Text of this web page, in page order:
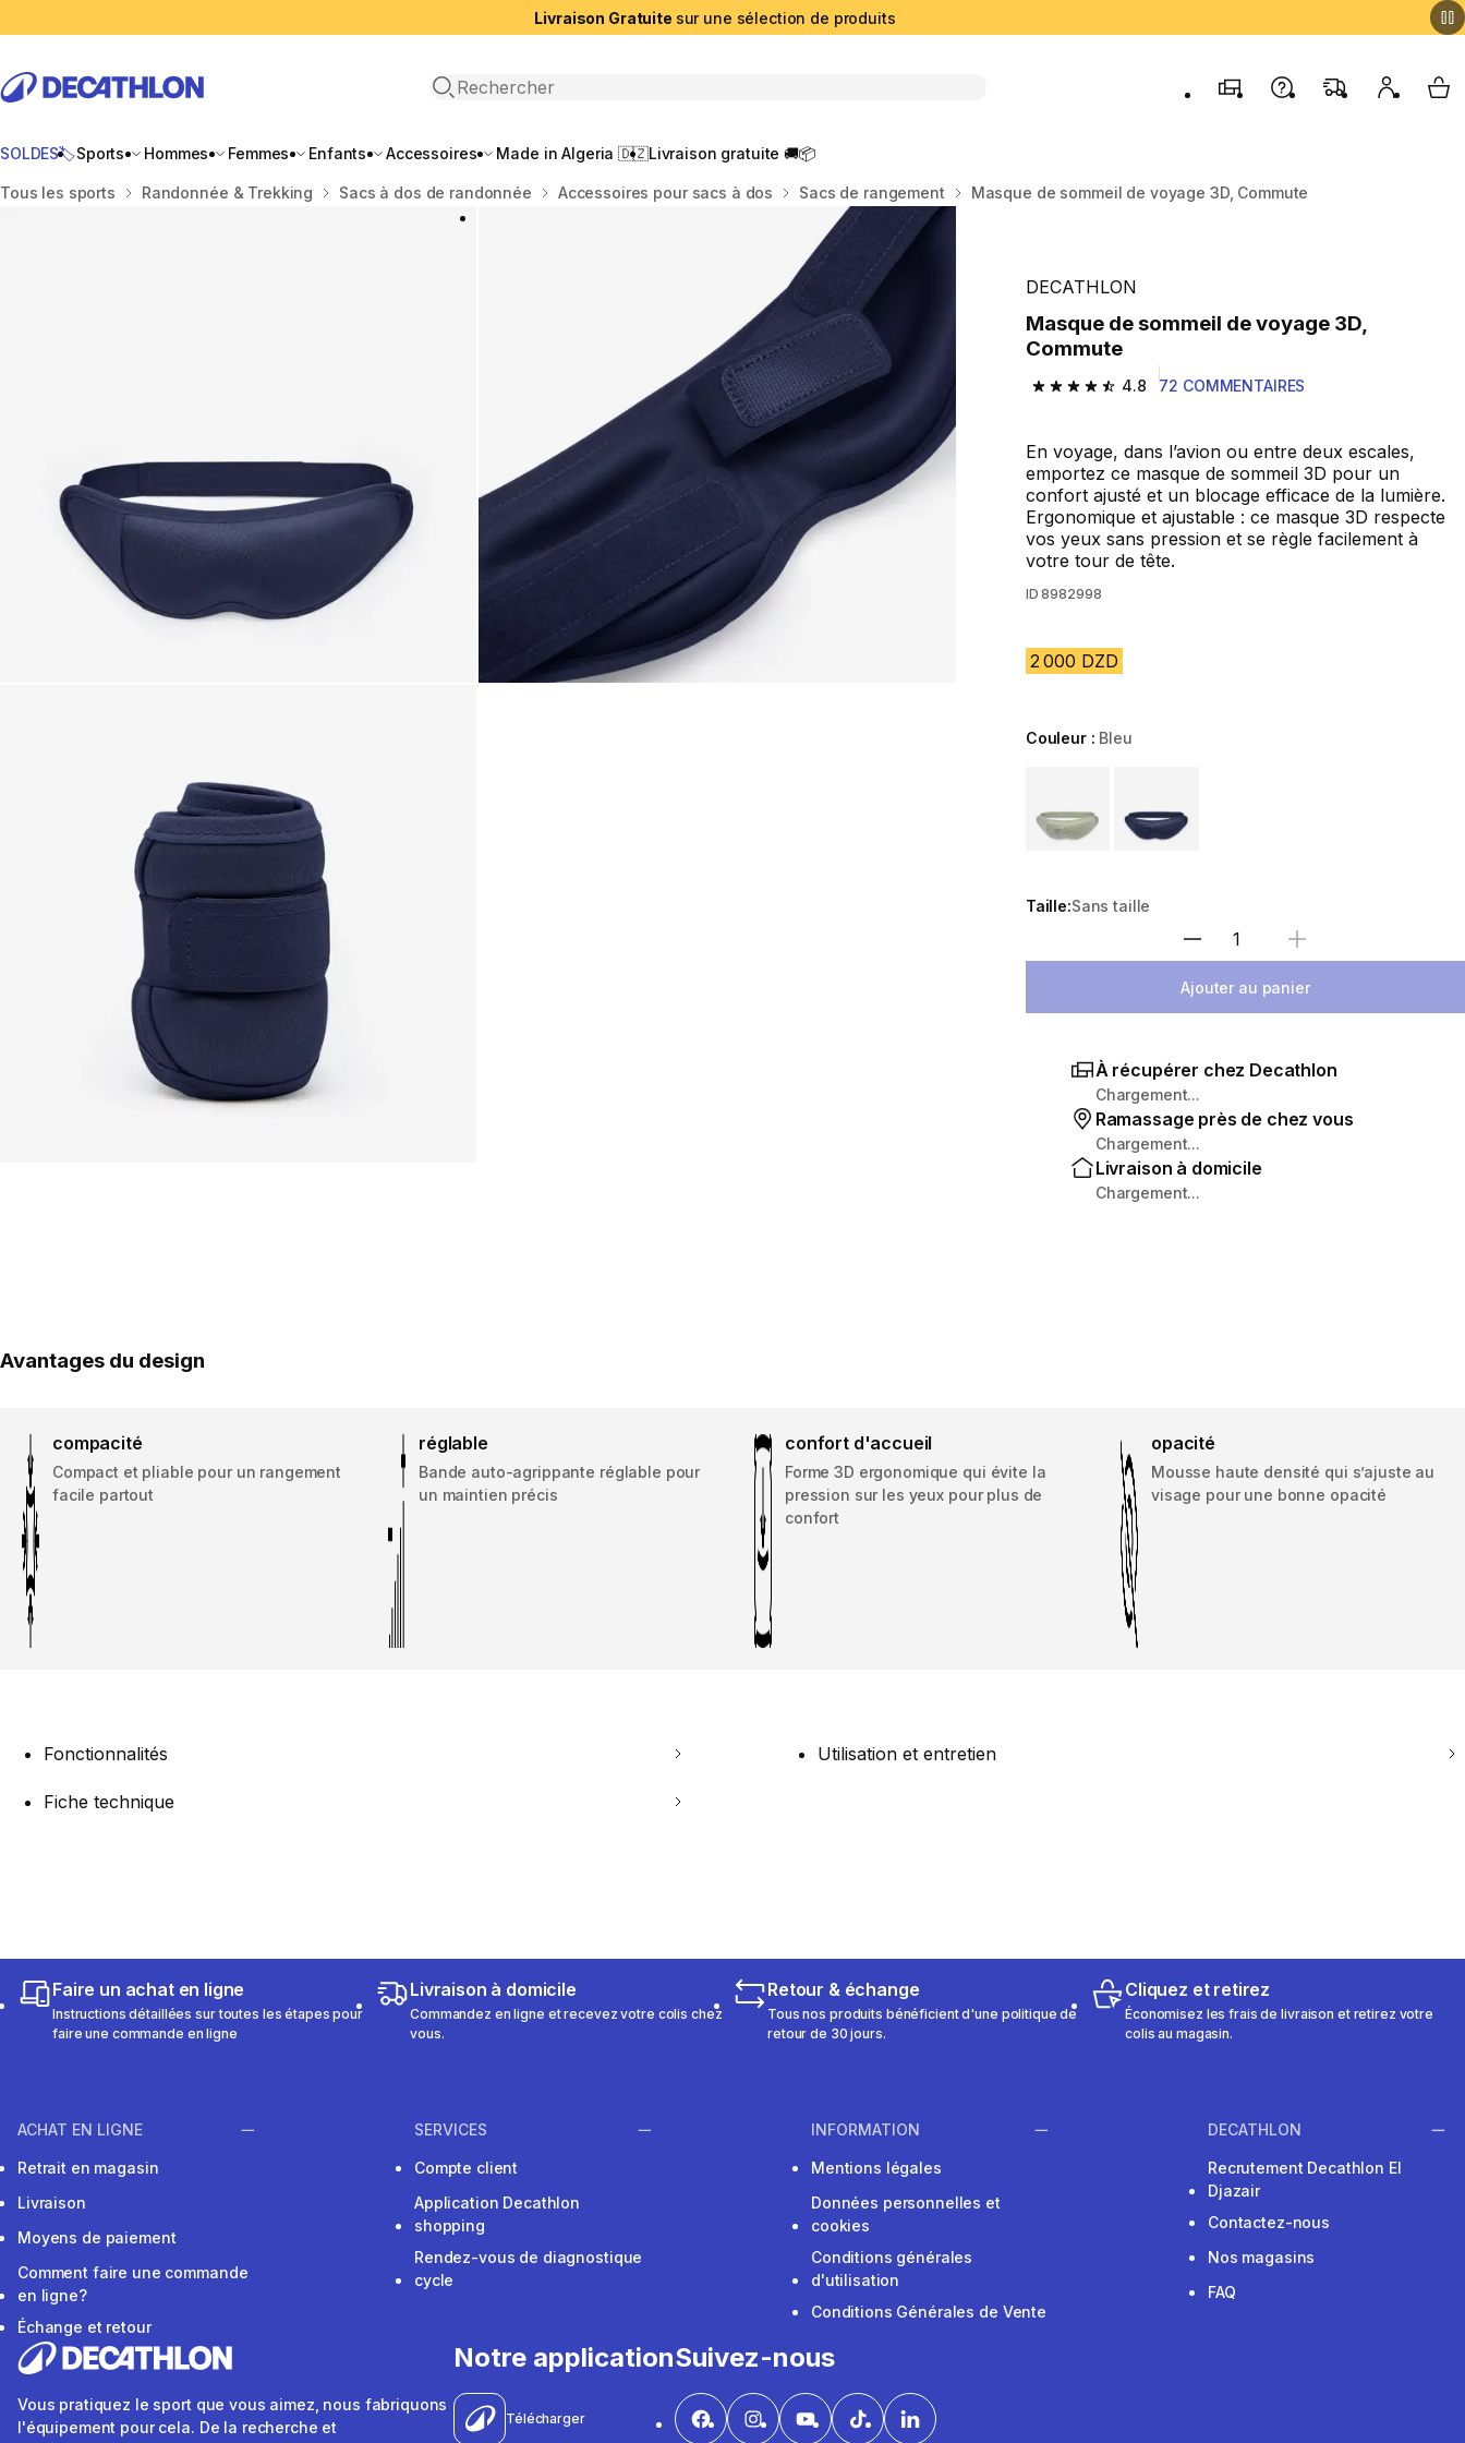
Livraison Gratuite sur une sélection de produits
Recherche ouverte
MagasinsContactez-nous
FAQ Mon My
SOLDES🏷️Sports Hommes Femmes Enfants Accessoires Made in Algeria 🇩🇿Livraison gratuite 🚚📦
Accueil
Tous les sports Randonnée & Trekking Sacs à dos de randonnée Accessoires pour sacs à dos Sacs de rangement Masque de sommeil de voyage 3D, Commute
DECATHLON
Masque de sommeil de voyage 3D,
Commute
4.8
4.8 out of 5 stars from 72 reviews
72 COMMENTAIRES
En voyage, dans l’avion ou entre deux escales,
emportez ce masque de sommeil 3D pour un
confort ajusté et un blocage efficace de la lumière.
Ergonomique et ajustable : ce masque 3D respecte
vos yeux sans pression et se règle facilement à
votre tour de tête.
ID 8982998
2 000 DZD
Couleur : Bleu
Taille:Sans taille
Sélectionnez la quantité
Ajouter au panier
À récupérer chez Decathlon
Chargement...
Ramassage près de chez vous
Chargement...
Livraison à domicile
Chargement...
Avantages du design
compacité
Compact et pliable pour un rangement
facile partout
réglable
Bande auto-agrippante réglable pour
un maintien précis
confort d'accueil
Forme 3D ergonomique qui évite la
pression sur les yeux pour plus de
confort
opacité
Mousse haute densité qui s’ajuste au
visage pour une bonne opacité
Fonctionnalités Utilisation et entretien
Fiche technique
Faire un achat en ligne
Instructions détaillées sur toutes les étapes pour
faire une commande en ligne
Livraison à domicile
Commandez en ligne et recevez votre colis chez
vous.
Retour & échange
Tous nos produits bénéficient d'une politique de
retour de 30 jours.
Cliquez et retirez
Économisez les frais de livraison et retirez votre
colis au magasin.
ACHAT EN LIGNE
Retrait en magasin
Livraison
Moyens de paiement
Comment faire une commande
en ligne?
Échange et retour
SERVICES
Compte client
Application Decathlon
shopping
Rendez-vous de diagnostique
cycle
INFORMATION
Mentions légales
Données personnelles et
cookies
Conditions générales
d'utilisation
Conditions Générales de Vente
DECATHLON
Recrutement Decathlon El
Djazair
Contactez-nous
Nos magasins
FAQ
Vous pratiquez le sport que vous aimez, nous fabriquons
l'équipement pour cela. De la recherche et
Notre application
Télécharger
Suivez-nous